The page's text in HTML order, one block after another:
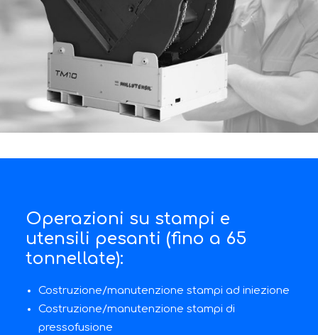
Operazioni su stampi e
utensili pesanti (fino a 65
tonnellate):
Costruzione/manutenzione stampi ad iniezione
Costruzione/manutenzione stampi di
pressofusione